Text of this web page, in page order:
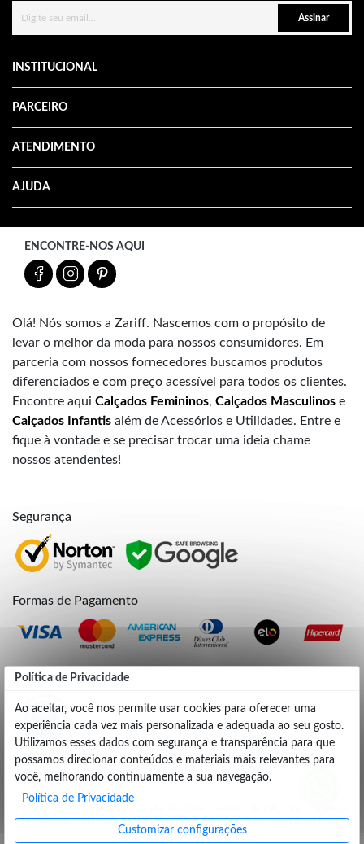
Política de Privacidade
Ao aceitar, você nos permite usar cookies para oferecer uma
experiência cada vez mais personalizada e adequada ao seu gosto.
Utilizamos esses dados com segurança e transparência para que
possamos direcionar conteúdos e materiais mais relevantes para
você, melhorando continuamente a sua navegação.
Política de Privacidade
Customizar configurações
Política de Privacidade
Ao aceitar, você nos permite usar cookies para oferecer uma
experiência cada vez mais personalizada e adequada ao seu gosto.
Utilizamos esses dados com segurança e transparência para que
possamos direcionar conteúdos e materiais mais relevantes para
você, melhorando continuamente a sua navegação.
Política de Privacidade
Customizar configurações
Assinar
INSTITUCIONAL
PARCEIRO
ATENDIMENTO
AJUDA
ENCONTRE-NOS AQUI
Olá! Nós somos a Zariff. Nascemos com o propósito de
levar o melhor da moda para nossos consumidores. Em
parceria com nossos fornecedores buscamos produtos
diferenciados e com preço acessível para todos os clientes.
Encontre aqui Calçados Femininos, Calçados Masculinos e
Calçados Infantis além de Acessórios e Utilidades. Entre e
fique à vontade e se precisar trocar uma ideia chame
nossos atendentes!
Segurança
Formas de Pagamento
Credibilidade
4.9
Frei Deodato, 230 | Francisco Beltrão | Parana - PR | CEP: 85601-620 | Brasil | CNPJ:
19.662.102/0001-09